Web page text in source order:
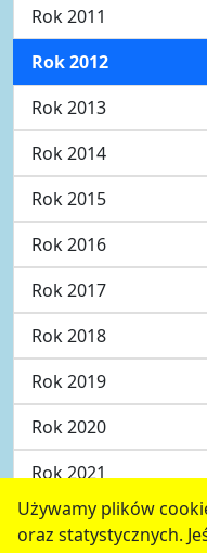
Używamy plików
oraz statystycznych.
Rok 2011
Rok 2012
Rok 2013
Rok 2014
Rok 2015
Rok 2016
Rok 2017
Rok 2018
Rok 2019
Rok 2020
Rok 2021
nowa strona